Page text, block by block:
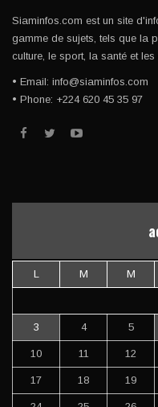
Siaminfos.com est un site
gamme de sujets, tels que la
culture, le sport, la santé et
• Email: info@siaminfos.com
• Phone: +224 620 45 35 97
L M M
3 4 5
10 11 12
17 18 19